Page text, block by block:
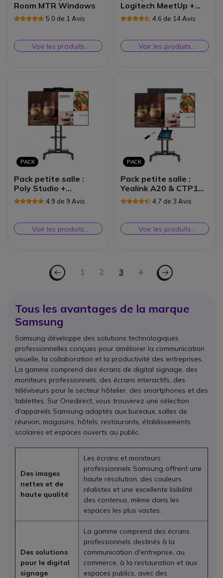
Room MTR Windows
5.0 de 1 Avis
Voir les produits
similaires
Logitech MeetUp +
Samsung BE55C-H
4.6 de 14 Avis
Voir les produits
similaires
PACK
Pack petite salle :
Poly Studio +
Samsung BE55C-H
4.9 de 9 Avis
Voir les produits
similaires
PACK
Pack petite salle :
Yealink A20 & CTP18
+ Samsung BE55C-H
4.7 de 3 Avis
Voir les produits
similaires
Page
Page - Précédent
Page
1 Page
2 Vous lisez actuellement la
3 Page
4 Page - Suiv.
Tous les avantages de la marque
Samsung
Samsung développe des solutions technologiques
professionnelles conçues pour améliorer la communication
visuelle, la collaboration et la productivité des entreprises.
La gamme comprend des écrans de digital signage, des
moniteurs professionnels, des écrans interactifs, des
téléviseurs pour le secteur hôtelier, des smartphones et des
tablettes. Sur Onedirect, vous trouverez une sélection
d'appareils Samsung adaptés aux bureaux, salles de
réunion, magasins, hôtels, restaurants, établissements
scolaires et espaces ouverts au public.
Des images
nettes et de
haute qualité
Les écrans et moniteurs
professionnels Samsung offrent une
haute résolution, des couleurs
réalistes et une excellente lisibilité
des contenus, même dans les
espaces les plus vastes.
Des solutions
pour le digital
signage
La gamme comprend des écrans
professionnels destinés à la
communication d'entreprise, au
commerce, à la restauration et aux
espaces publics, avec des